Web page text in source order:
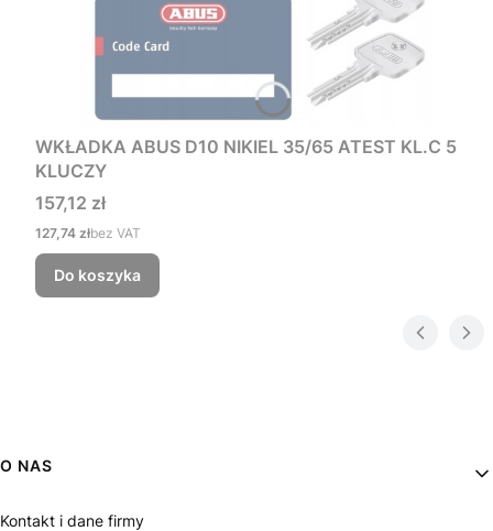
WKŁADKA ABUS D10 NIKIEL 35/65 ATEST KL.C 5
KLUCZY
Cena
157,12 zł
Cena
127,74 złbez VAT
Do koszyka
Linki w stopce
O NAS
Kontakt i dane firmy